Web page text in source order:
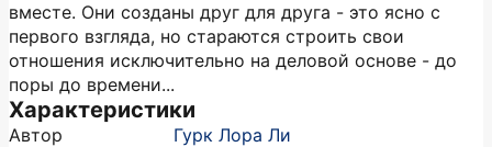
вместе. Они созданы друг для друга - это ясно с
первого взгляда, но стараются строить свои
отношения исключительно на деловой основе - до
поры до времени...
Характеристики
Автор
Гурк Лора Ли